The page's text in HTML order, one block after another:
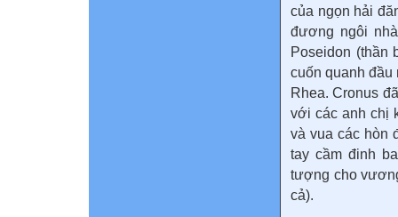
của ngọn hải
đương ngôi
Poseidon (thần
cuốn quanh đầu
Rhea. Cronus
với các anh chị
và vua các hòn
tay cầm đinh
tượng cho
cả).